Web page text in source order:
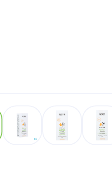
larger imageView larger image
View larger